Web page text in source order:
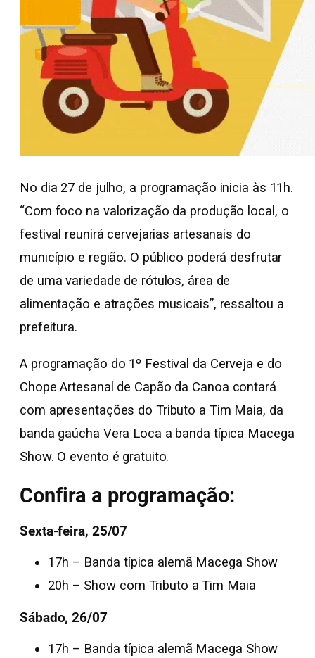
No dia 27 de julho, a programação inicia às 11h.
“Com foco na valorização da produção local, o
festival reunirá cervejarias artesanais do
município e região. O público poderá desfrutar
de uma variedade de rótulos, área de
alimentação e atrações musicais”, ressaltou a
prefeitura.
A programação do 1º Festival da Cerveja e do
Chope Artesanal de Capão da Canoa contará
com apresentações do Tributo a Tim Maia, da
banda gaúcha Vera Loca a banda típica Macega
Show. O evento é gratuito.
Confira a programação:
Sexta-feira, 25/07
17h – Banda típica alemã Macega Show
20h – Show com Tributo a Tim Maia
Sábado, 26/07
17h – Banda típica alemã Macega Show